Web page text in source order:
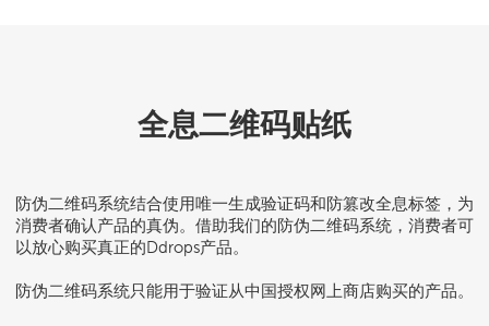
全息二维码贴纸
防伪二维码系统结合使用唯一生成验证码和防篡改全息标签，为
消费者确认产品的真伪。借助我们的防伪二维码系统，消费者可
以放心购买真正的Ddrops产品。
防伪二维码系统只能用于验证从中国授权网上商店购买的产品。